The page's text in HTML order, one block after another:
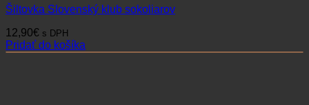
Šiltovka Slovenský klub sokoliarov
12,90€ s DPH
Pridať do košíka